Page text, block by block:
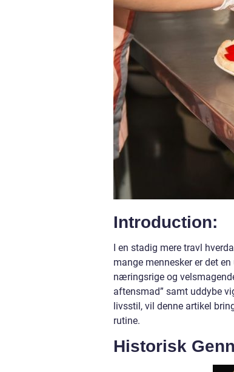
Introduction:
I en stadig mere travl
mange mennesker er det
næringsrige og
aftensmad” samt uddybe
livsstil, vil denne artikel
rutine.
Historisk